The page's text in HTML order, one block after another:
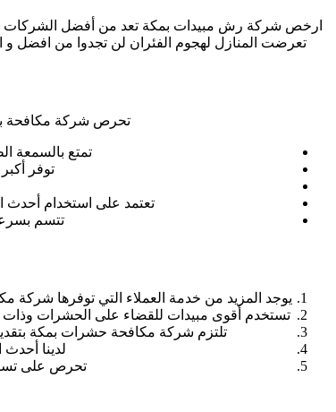
ارخص شركة رش مبيدات بمكة تعد من أفضل الشركات
تعرضت المنازل لهجوم الفئران لن تجدوا من افضل
تحرص شركة مكافحة بق
تمتع بالسمعة
توفر
تعتمد على استخدام أحدث
تتسم
يوجد المزيد من خدمة العملاء التي توفرها شركة
تستخدم أقوى مبيدات للقضاء على الحشرات وذات
تلتزم شركة مكافحة حشرات بمكة
لدينا
تحرص على